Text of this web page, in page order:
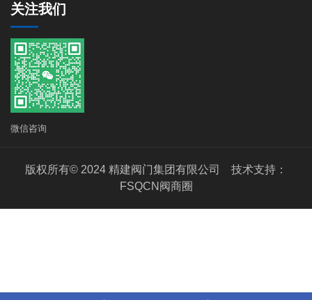
关注我们
微信咨询
版权所有© 2024 精建阀门集团有限公司 技术支持：
FSQCN阀商圈